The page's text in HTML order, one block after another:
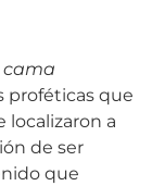
cama
proféticas que
localizaron a
de ser
que